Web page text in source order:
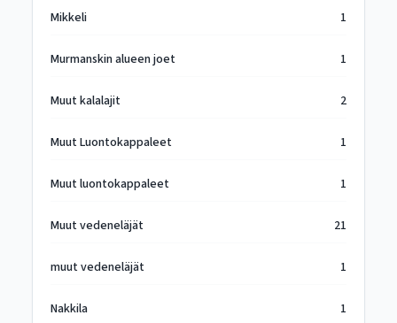
Mikkeli 1
Murmanskin alueen joet 1
Muut kalalajit 2
Muut Luontokappaleet 1
Muut luontokappaleet 1
Muut vedeneläjät 21
muut vedeneläjät 1
Nakkila 1